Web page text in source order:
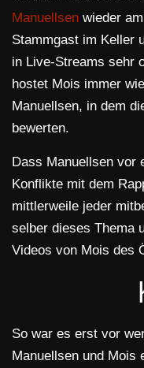
Manuellsen wieder
Stammgast im Keller
in Live-Streams sehr
hostet Mois immer
Manuellsen, in dem
bewerten.
Dass Manuellsen vor
Konflikte mit dem
mittlerweile jeder
selber dieses Thema
Videos von Mois des
So war es erst vor
Manuellsen und Mois